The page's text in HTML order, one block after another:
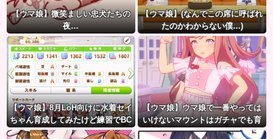
【ウマ娘】微笑ましい忠犬たちの
夜…
【ウマ娘】(なんでこの席に呼ばれ
たのかわからない僕…)
【ウマ娘】8月LoH向けに水着セイ
ちゃん育成してみたけど練習でBC
産アイちゃんのおやつになって
【ウマ娘】ウマ娘で一番やっては
いけないマウントはガチャでも育
成でもグッズでもなく、これ。